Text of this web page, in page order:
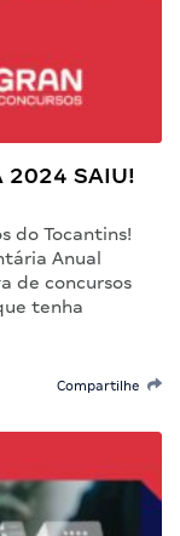
2024 SAIU!
do Tocantins!
Anual
de concursos
tenha
Compartilhe